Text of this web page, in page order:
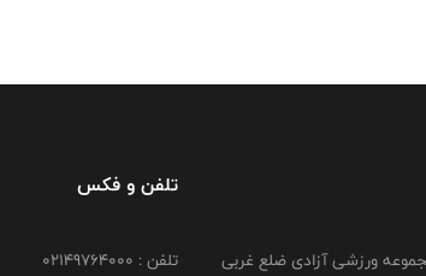
ورزشی آزادی ضلع غربی
تلفن و فکس
تلفن : 02149764000